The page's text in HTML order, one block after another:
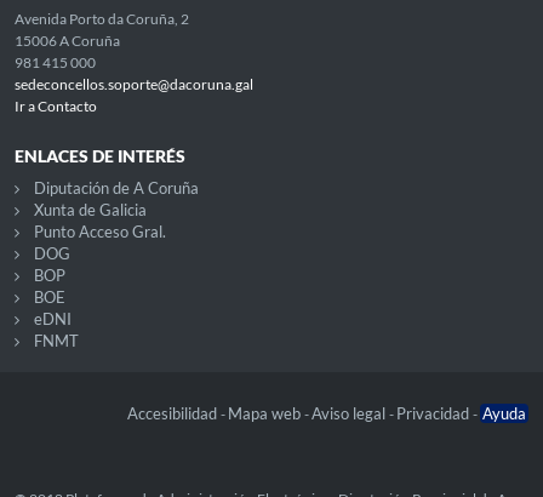
Avenida Porto da Coruña, 2
15006 A Coruña
981 415 000
sedeconcellos.soporte@dacoruna.gal
Ir a Contacto
ENLACES DE INTERÉS
Diputación de A Coruña
Xunta de Galicia
Punto Acceso Gral.
DOG
BOP
BOE
eDNI
FNMT
Accesibilidad - Mapa web -Aviso legal - Privacidad - Ayuda